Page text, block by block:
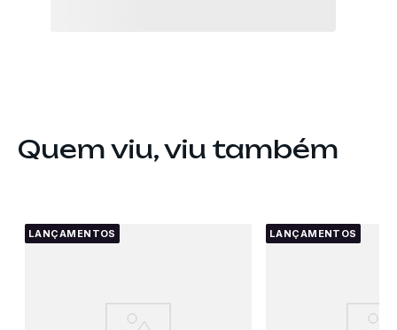
Quem viu, viu também
LANÇAMENTOS LANÇAMENTOS